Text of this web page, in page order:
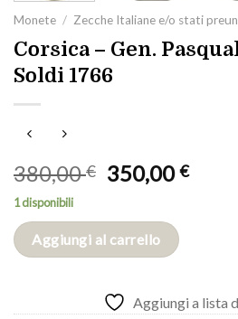
Monete / Zecche Italiane e/o stati
Corsica – Gen.
Soldi 1766
380,00€ Il
originale
era:
380,00 €.
350,00€Il
1 disponibili
Aggiungi al carrello
Aggiungi a lista